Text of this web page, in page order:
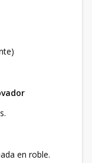
en roble.